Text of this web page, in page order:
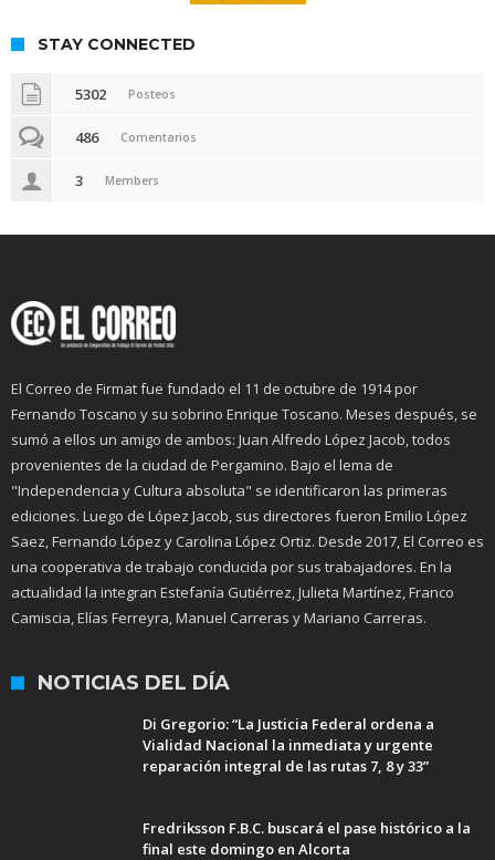
STAY CONNECTED
5302 Posteos
486 Comentarios
3 Members
El Correo de Firmat fue fundado el 11 de octubre de 1914 por
Fernando Toscano y su sobrino Enrique Toscano. Meses después, se
sumó a ellos un amigo de ambos: Juan Alfredo López Jacob, todos
provenientes de la ciudad de Pergamino. Bajo el lema de
"Independencia y Cultura absoluta" se identificaron las primeras
ediciones. Luego de López Jacob, sus directores fueron Emilio López
Saez, Fernando López y Carolina López Ortiz. Desde 2017, El Correo es
una cooperativa de trabajo conducida por sus trabajadores. En la
actualidad la integran Estefanía Gutiérrez, Julieta Martínez, Franco
Camiscia, Elías Ferreyra, Manuel Carreras y Mariano Carreras.
NOTICIAS DEL DÍA
Di Gregorio: “La Justicia Federal ordena a
Vialidad Nacional la inmediata y urgente
reparación integral de las rutas 7, 8 y 33”
Fredriksson F.B.C. buscará el pase histórico a la
final este domingo en Alcorta